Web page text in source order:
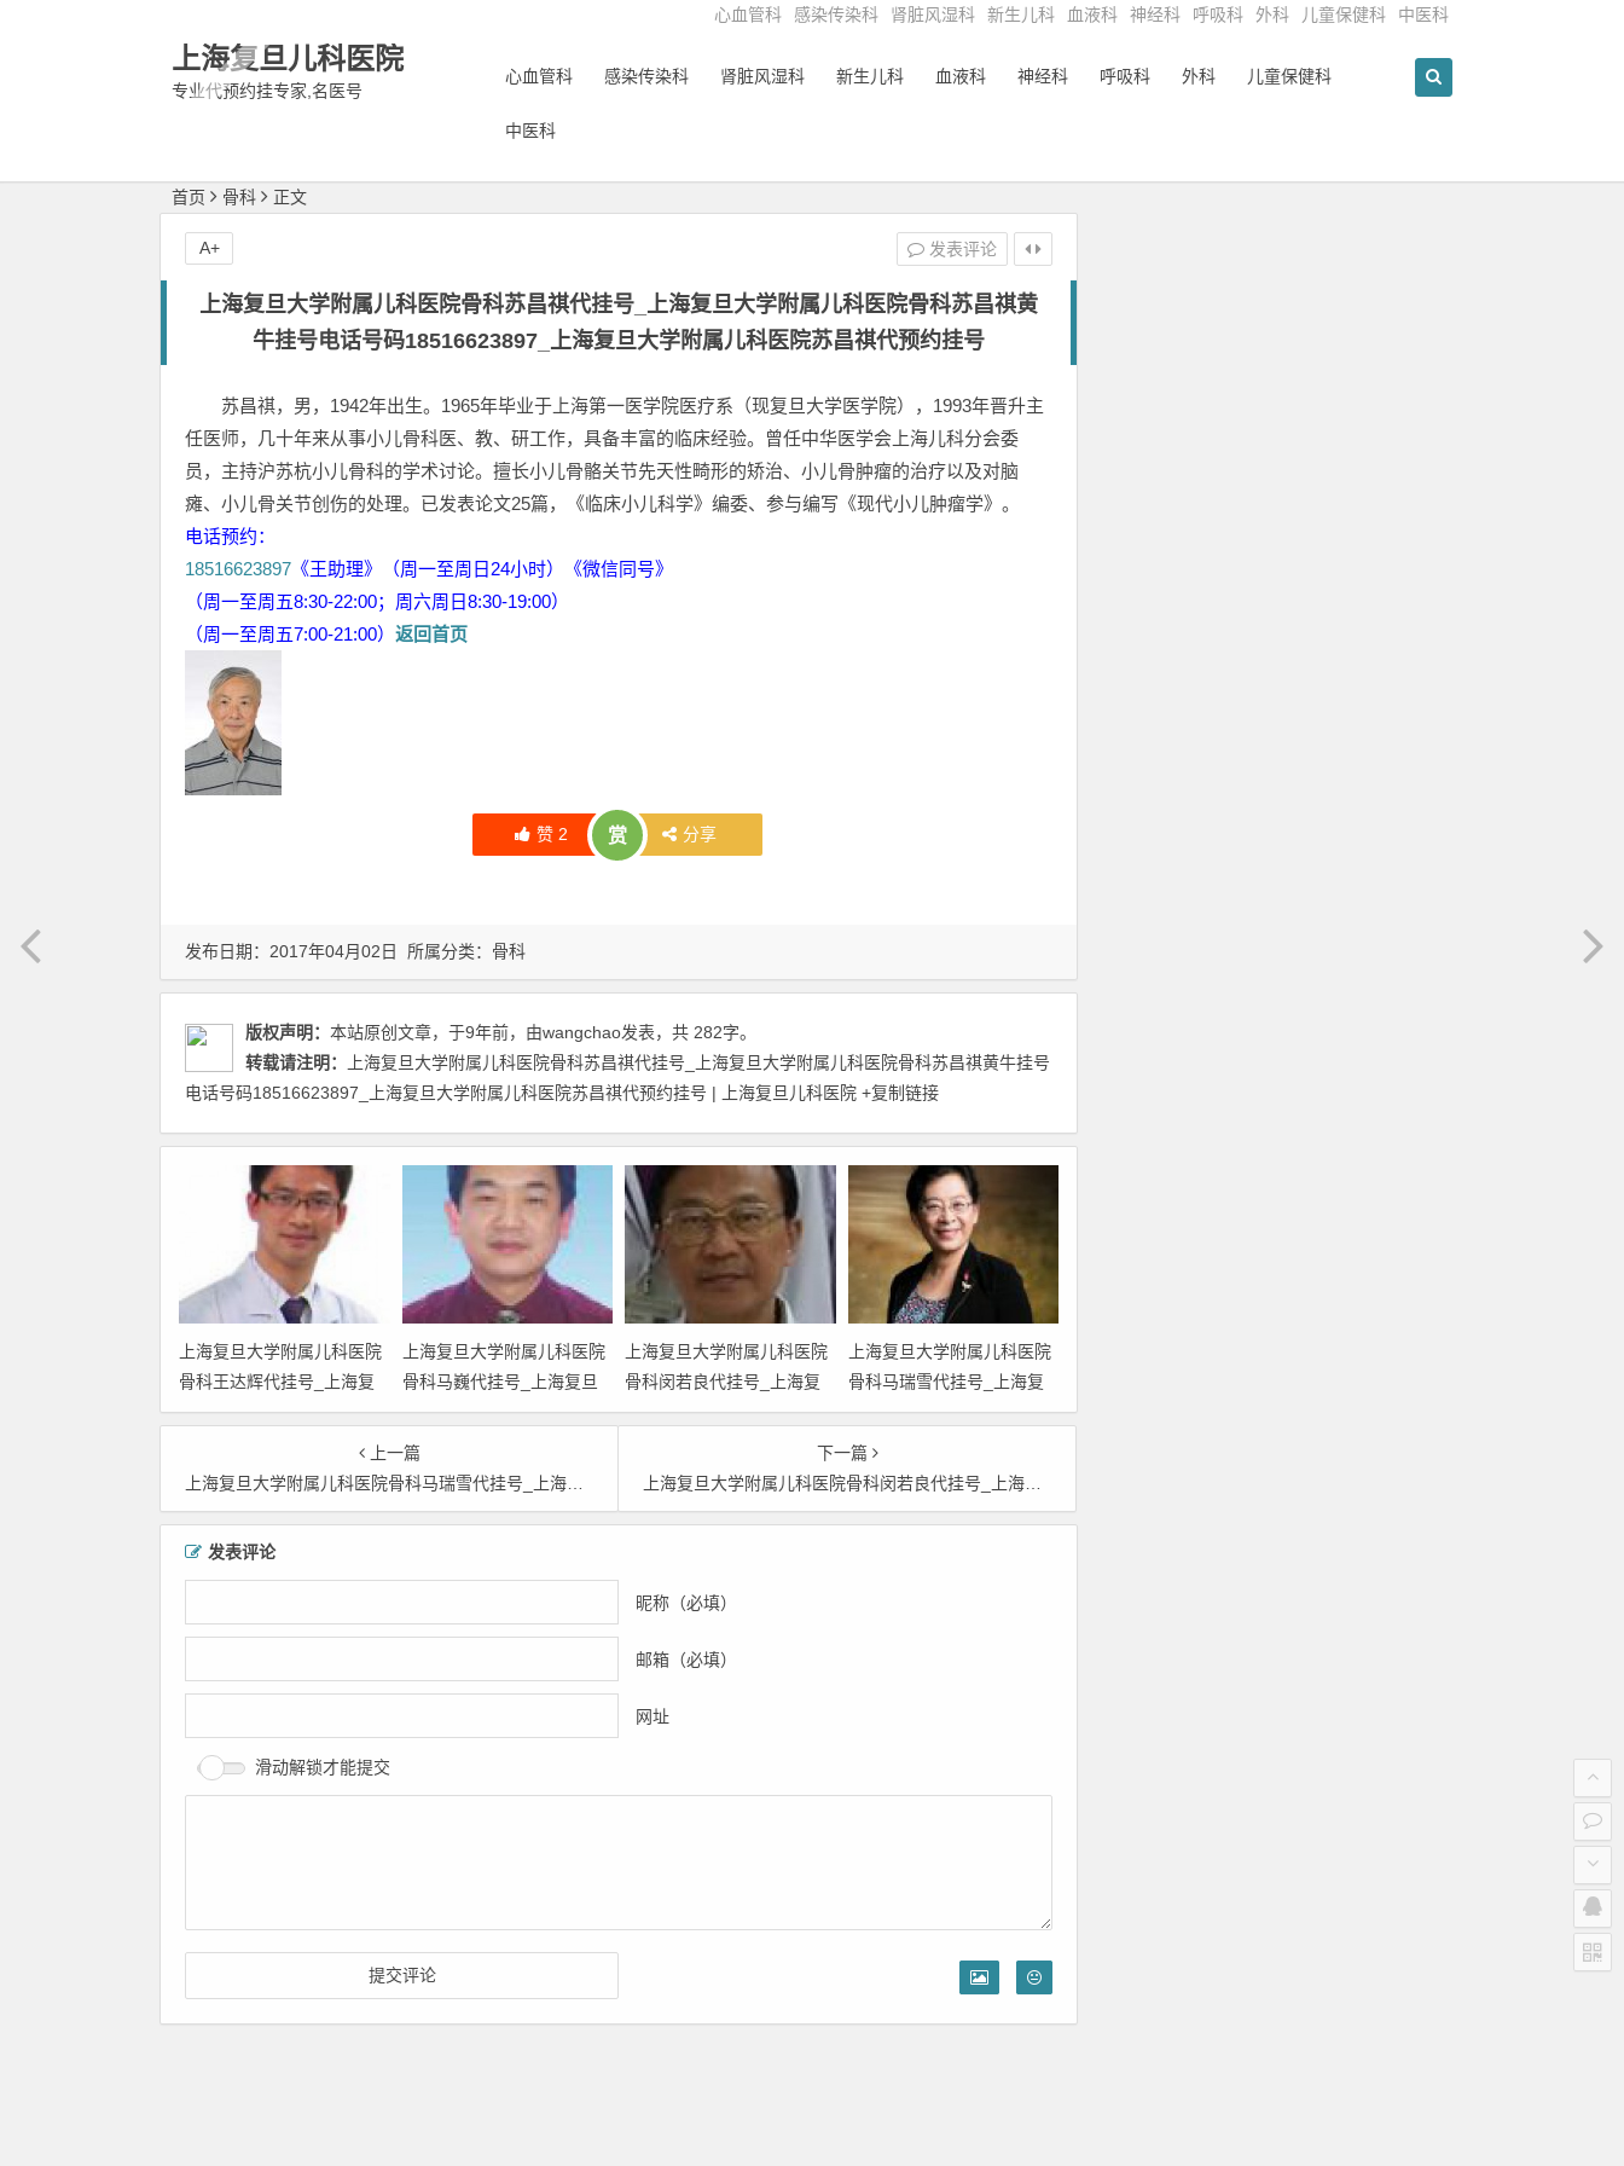
心血管科 感染传染科 肾脏风湿科 新生儿科 血液科 神经科 呼吸科 外科 儿童保健科 中医科
上海复旦儿科医院
专业代预约挂专家,名医号
心血管科 感染传染科 肾脏风湿科 新生儿科 血液科 神经科 呼吸科 外科 儿童保健科
中医科
首页 骨科 正文
上海复旦大学附属儿科医院骨科苏昌祺代挂号_上海复旦大学附属儿科医院骨科苏昌祺黄
牛挂号电话号码18516623897_上海复旦大学附属儿科医院苏昌祺代预约挂号
苏昌祺，男，1942年出生。1965年毕业于上海第一医学院医疗系（现复旦大学医学院），1993年晋升主
任医师，几十年来从事小儿骨科医、教、研工作，具备丰富的临床经验。曾任中华医学会上海儿科分会委
员，主持沪苏杭小儿骨科的学术讨论。擅长小儿骨骼关节先天性畸形的矫治、小儿骨肿瘤的治疗以及对脑
瘫、小儿骨关节创伤的处理。已发表论文25篇，《临床小儿科学》编委、参与编写《现代小儿肿瘤学》。
电话预约：
18516623897 《王助理》（周一至周日24小时）《微信同号》
（周一至周五8:30-22:00；周六周日8:30-19:00）
（周一至周五7:00-21:00） 返回首页
赞 2 赏 分享
发表评论
A+
发布日期：2017年04月02日 所属分类： 骨科
版权声明： 本站原创文章，于9年前，由wangchao发表，共 282字。
转载请注明：
上海复旦大学附属儿科医院骨科苏昌祺代挂号_上海复旦大学附属儿科医院骨科苏昌祺黄牛挂号
电话号码18516623897_上海复旦大学附属儿科医院苏昌祺代预约挂号 | 上海复旦儿科医院 +复制链接
上海复旦大学附属儿科医院
骨科王达辉代挂号_上海复
旦大学附属儿科医院骨科王
18516623897_上海复旦大
上海复旦大学附属儿科医院
骨科马巍代挂号_上海复旦
大学附属儿科医院骨科马巍
黄牛挂号电话号码
18516623897_上海复旦大
上海复旦大学附属儿科医院
骨科闵若良代挂号_上海复
旦大学附属儿科医院骨科闵
18516623897_上海复旦大
上海复旦大学附属儿科医院
骨科马瑞雪代挂号_上海复
旦大学附属儿科医院骨科马
瑞雪黄牛挂号电话号码
18516623897_上海复旦大
上一篇
上海复旦大学附属儿科医院骨科马瑞雪代挂号_上海复旦大学附属儿科医院骨科马瑞雪黄牛挂号电话号码18516623897_上海复旦大学附属儿科医院马瑞雪代预约挂号
下一篇
上海复旦大学附属儿科医院骨科闵若良代挂号_上海复旦大学附属儿科医院骨科闵若良黄牛挂号电话号码18516623897_上海复旦大学附属儿科医院闵若良代预约挂号
发表评论
昵称（必填）
邮箱（必填）
网址
滑动解锁才能提交